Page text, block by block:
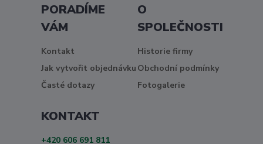
PORADÍME
VÁM
Kontakt
Jak vytvořit objednávku
Časté dotazy
O
SPOLEČNOSTI
Historie firmy
Obchodní podmínky
Fotogalerie
KONTAKT
+420 606 691 811